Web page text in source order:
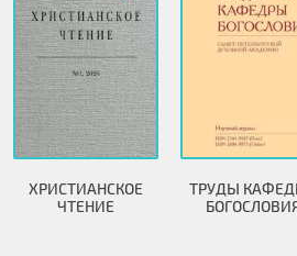
ХРИСТИАНСКОЕ
ЧТЕНИЕ
ТРУДЫ